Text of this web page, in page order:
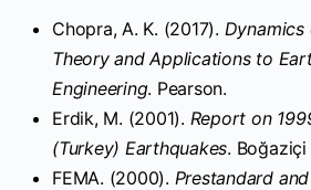
Chopra, A. K. (2017).
Theory and Applications to
Engineering. Pearson.
Erdik, M. (2001). Report on
(Turkey) Earthquakes.
FEMA. (2000). Prestandard